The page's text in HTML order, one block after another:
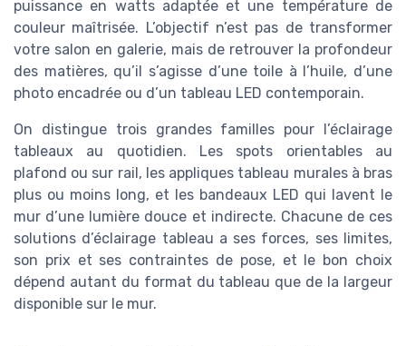
puissance en watts adaptée et une température de
couleur maîtrisée. L’objectif n’est pas de transformer
votre salon en galerie, mais de retrouver la profondeur
des matières, qu’il s’agisse d’une toile à l’huile, d’une
photo encadrée ou d’un tableau LED contemporain.
On distingue trois grandes familles pour l’éclairage
tableaux au quotidien. Les spots orientables au
plafond ou sur rail, les appliques tableau murales à bras
plus ou moins long, et les bandeaux LED qui lavent le
mur d’une lumière douce et indirecte. Chacune de ces
solutions d’éclairage tableau a ses forces, ses limites,
son prix et ses contraintes de pose, et le bon choix
dépend autant du format du tableau que de la largeur
disponible sur le mur.